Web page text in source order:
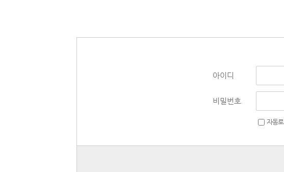
아이디
비밀번호
자동로